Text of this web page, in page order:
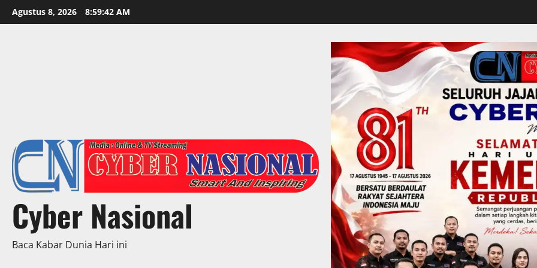
Skip
to
Agustus 8, 2026 8:59:44 AM
Cyber Nasional
Baca Kabar Dunia Hari ini